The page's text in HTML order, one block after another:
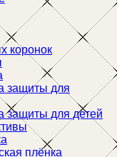
коронок
защиты для
защиты для детей
плёнка